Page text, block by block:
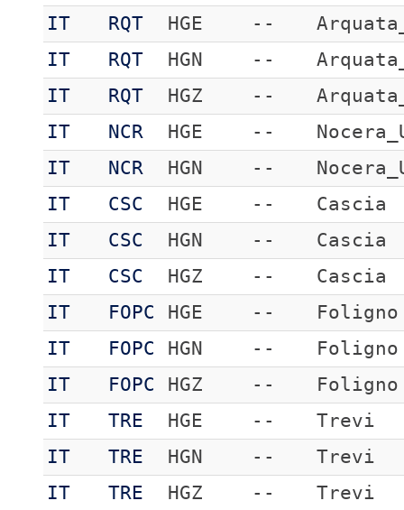
IT
RQT HGE --
IT
RQT HGN --
IT
RQT HGZ --
IT
NCR HGE --
IT
NCR HGN --
IT
CSC HGE --
Cascia
IT
CSC HGN --
Cascia
IT
CSC HGZ --
Cascia
IT
FOPC HGE --
IT
FOPC HGN --
IT
FOPC HGZ --
IT
TRE HGE --
Trevi
IT
TRE HGN --
Trevi
IT
TRE HGZ --
Trevi